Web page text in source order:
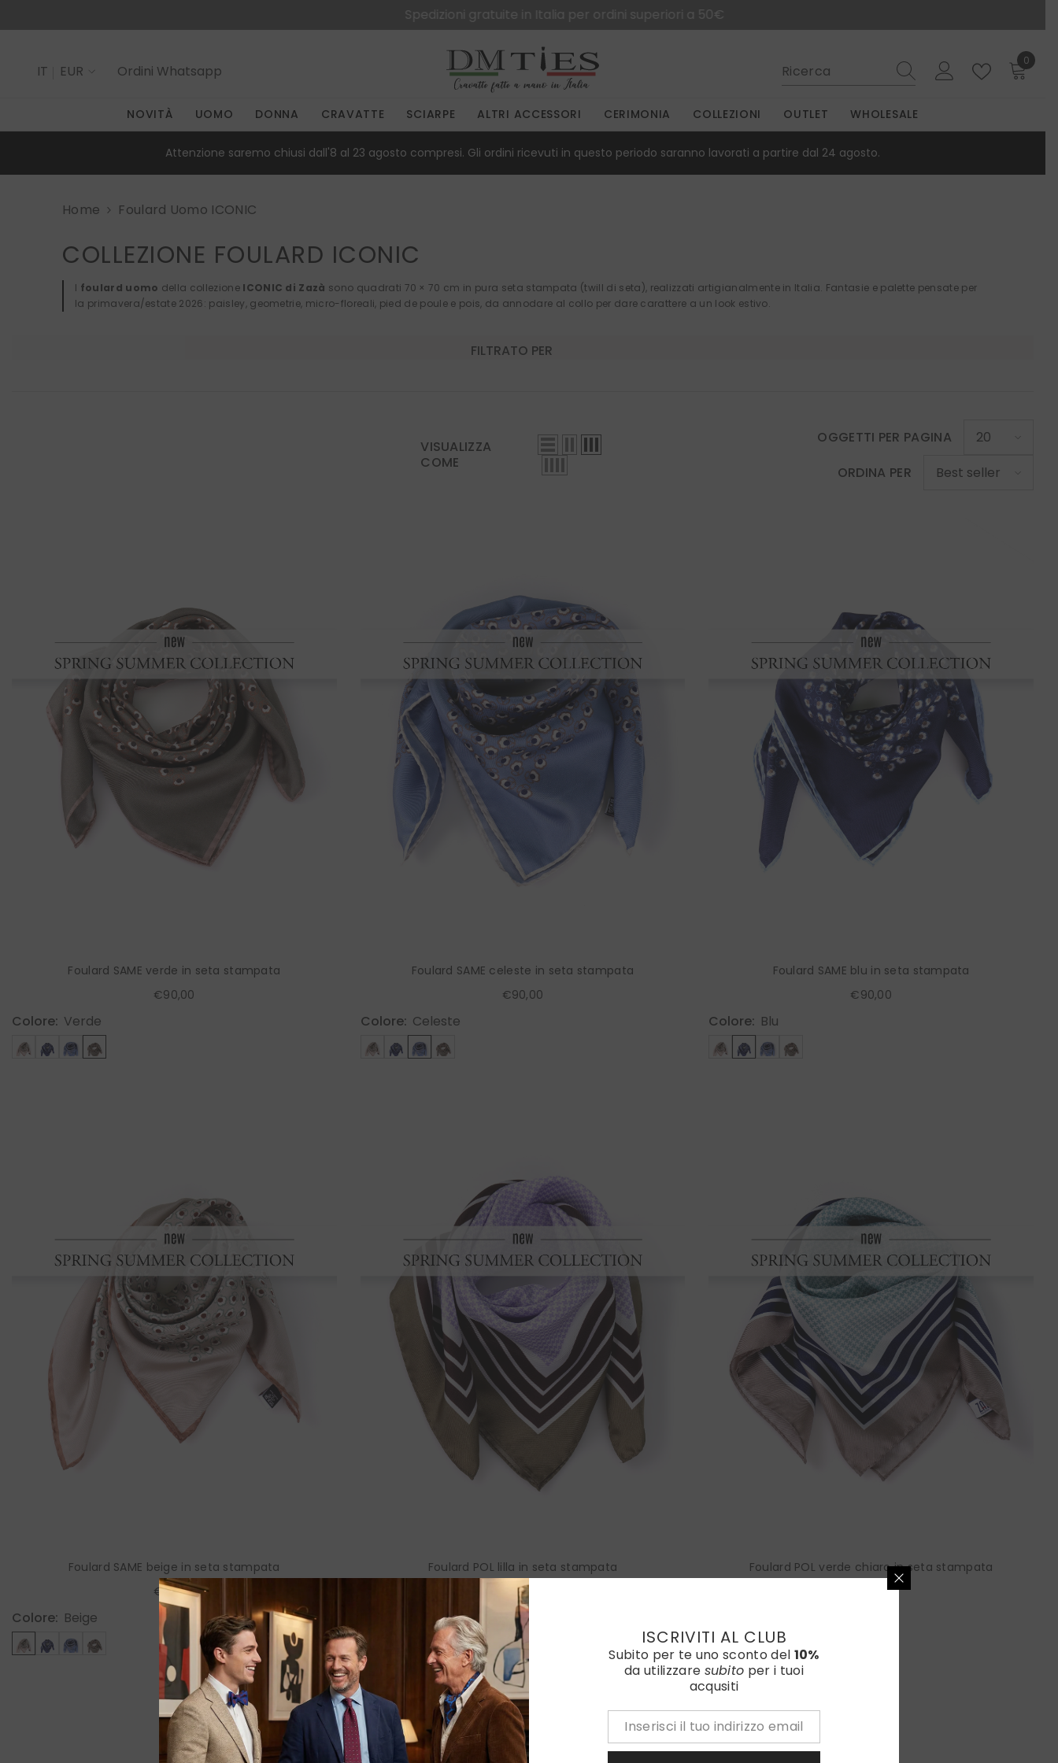
Spedizioni gratuite in Italia per ordini superiori a 50€
IT
EUR Ordini Whatsapp
0
0
NOVITÀ UOMO DONNA CRAVATTE SCIARPE ALTRI ACCESSORI CERIMONIA COLLEZIONI OUTLET WHOLESALE
Attenzione saremo chiusi dall'8 al 23 agosto compresi. Gli ordini ricevuti in questo periodo saranno lavorati a partire dal 24 agosto.
Home Foulard Uomo ICONIC
COLLEZIONE FOULARD ICONIC
I foulard uomo della collezione ICONIC di Zazà sono quadrati 70 × 70 cm in pura seta stampata (twill di seta), realizzati artigianalmente in Italia. Fantasie e palette pensate per
la primavera/estate 2026: paisley, geometrie, micro-floreali, pied de poule e pois, da annodare al collo per dare carattere a un look estivo.
FILTRATO PER
VISUALIZZA
COME
OGGETTI PER PAGINA
20
ORDINA PER
Best seller
Foulard SAME verde in seta stampata
€90,00
Colore: Verde
Foulard SAME celeste in seta stampata
€90,00
Colore: Celeste
Foulard SAME blu in seta stampata
€90,00
Colore: Blu
Foulard SAME beige in seta stampata
€90,00
Colore: Beige
Foulard POL lilla in seta stampata
€90,00
Foulard POL verde chiaro in seta stampata
€90,00
ISCRIVITI AL CLUB
Subito per te uno sconto del 10%
da utilizzare subito per i tuoi
acqusiti